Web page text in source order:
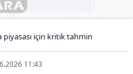
piyasası için kritik tahmin
11:43